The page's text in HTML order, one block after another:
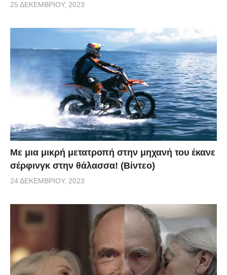
25 ΔΕΚΕΜΒΡΊΟΥ, 2023
Με μια μικρή μετατροπή στην μηχανή του έκανε
σέρφινγκ στην θάλασσα! (Βίντεο)
24 ΔΕΚΕΜΒΡΊΟΥ, 2023